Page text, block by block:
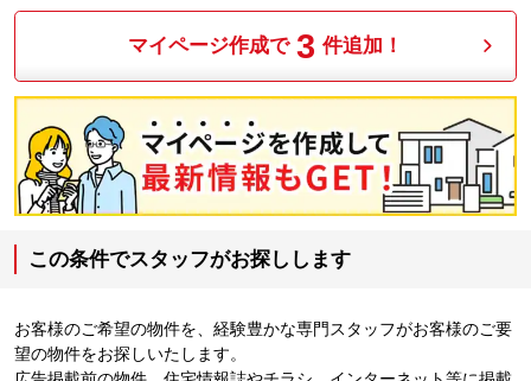
マイページ作成で 3 件追加！
この条件でスタッフがお探しします
お客様のご希望の物件を、経験豊かな専門スタッフがお客様のご要
望の物件をお探しいたします。